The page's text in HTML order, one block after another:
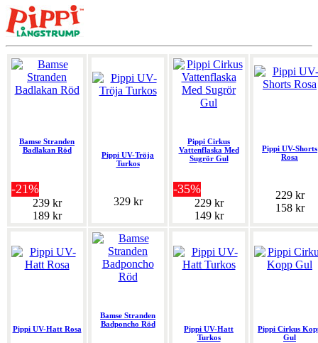
Bamse Stranden
Badlakan Röd
-21%
239 kr
189 kr
Pippi UV-Tröja
Turkos
329 kr
Pippi Cirkus
Vattenflaska Med
Sugrör Gul
-35%
229 kr
149 kr
Pippi UV-Shorts
Rosa
229 kr
158 kr
Pippi UV-Hatt Rosa
Bamse Stranden
Badponcho Röd
Pippi UV-Hatt
Turkos
Pippi Cirkus
Gul